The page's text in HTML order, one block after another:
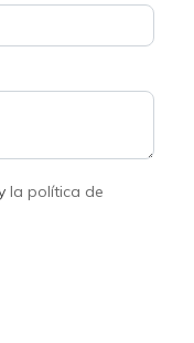
la política de